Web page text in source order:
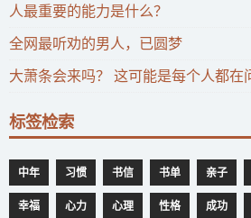
人最重要的能力是什么？
全网最听劝的男人，已圆梦
大萧条会来吗？ 这可能是每个人都在
标签检索
中年 习惯 书信 书单 亲子
幸福 心力 心理 性格 成功